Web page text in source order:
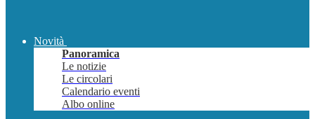
Novità
Panoramica
Le notizie
Le circolari
Calendario eventi
Albo online